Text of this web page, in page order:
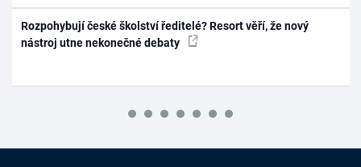
Rozpohybují české školství ředitelé? Resort věří, že nový
nástroj utne nekonečné debaty